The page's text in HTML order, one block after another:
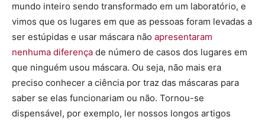
mundo inteiro sendo transformado em um laboratório, e
vimos que os lugares em que as pessoas foram levadas a
ser estúpidas e usar máscara não apresentaram
nenhuma diferença de número de casos dos lugares em
que ninguém usou máscara. Ou seja, não mais era
preciso conhecer a ciência por traz das máscaras para
saber se elas funcionariam ou não. Tornou-se
dispensável, por exemplo, ler nossos longos artigos